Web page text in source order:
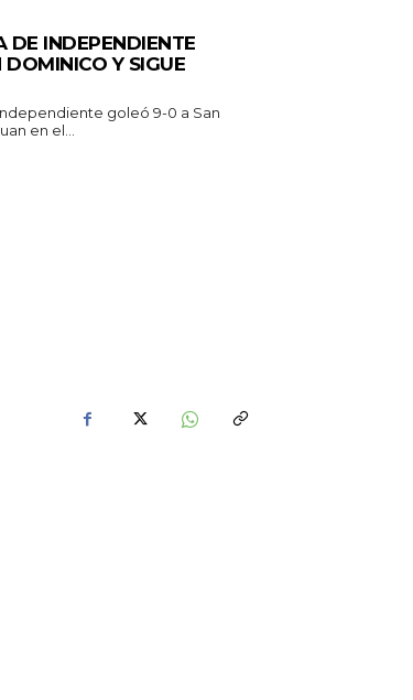
DE INDEPENDIENTE
DOMINICO Y SIGUE
goleó 9-0 a San
en el...